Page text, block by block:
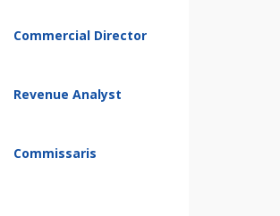
Commercial Director
Revenue Analyst
Commissaris